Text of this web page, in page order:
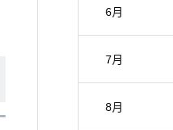
6月
7月
8月